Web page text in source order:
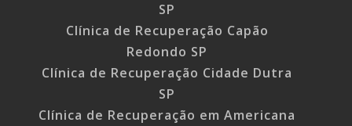
SP
Clínica de Recuperação Capão
Redondo SP
Clínica de Recuperação Cidade Dutra
SP
Clínica de Recuperação em Americana